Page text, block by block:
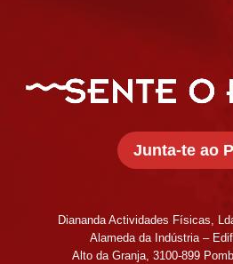
Junta-te ao
Diananda Actividades Físicas,
Alameda da Indústria –
Alto da Granja, 3100-899